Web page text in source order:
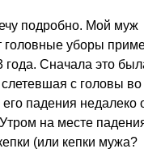
подробно. Мой муж
головные уборы
года. Сначала это
слетевшая с головы во
падения недалеко
на месте
(или кепки мужа?